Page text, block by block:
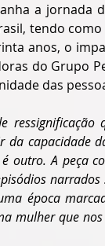
a jornada
tendo
anos, o
do Grupo
das
capacidade
outro. A peça
época
mulher que